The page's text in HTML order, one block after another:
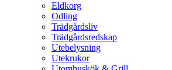
Eldkorg
Odling
Trädgårdsliv
Trädgårdsredskap
Utebelysning
Utekrukor